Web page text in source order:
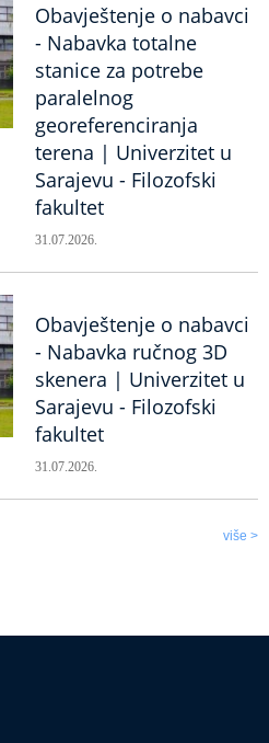
Obavještenje o nabavci
- Nabavka totalne
stanice za potrebe
paralelnog
georeferenciranja
terena | Univerzitet u
Sarajevu - Filozofski
fakultet
31.07.2026.
Obavještenje o nabavci
- Nabavka ručnog 3D
skenera | Univerzitet u
Sarajevu - Filozofski
fakultet
31.07.2026.
više >